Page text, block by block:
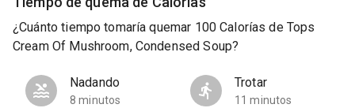
¿Cuánto tiempo tomaría quemar 100 Calorías de Tops
Cream Of Mushroom, Condensed Soup?
Nadando
8 minutos
Trotar
11 minutos